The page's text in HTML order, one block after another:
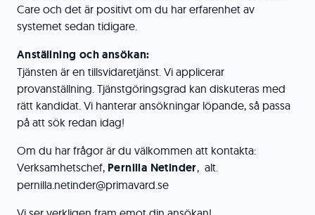
Care och det är positivt om du har erfarenhet av
systemet sedan tidigare.
Anställning och ansökan:
Tjänsten är en tillsvidaretjänst. Vi applicerar
provanställning. Tjänstgöringsgrad kan diskuteras med
rätt kandidat. Vi hanterar ansökningar löpande, så passa
på att sök redan idag!
Om du har frågor är du välkommen att kontakta:
Verksamhetschef, Pernilla Netinder, alt.
pernilla.netinder@primavard.se